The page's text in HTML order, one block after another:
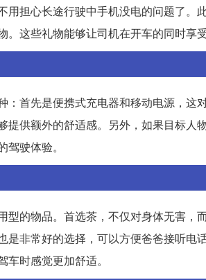
担心长途行驶中手机没电的问题了。
这些礼物能够让司机在开车的同时享
首先是便携式充电器和移动电源，这
供额外的舒适感。另外，如果目标人
驶体验。
的物品。首选茶，不仅对身体无害，
非常好的选择，可以方便爸爸接听电
时感觉更加舒适。